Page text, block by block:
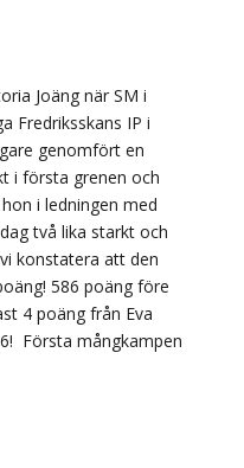
Joäng när SM i
Fredriksskans IP i
genomfört en
i första grenen och
i ledningen med
två lika starkt och
konstatera att den
586 poäng före
4 poäng från Eva
Första mångkampen